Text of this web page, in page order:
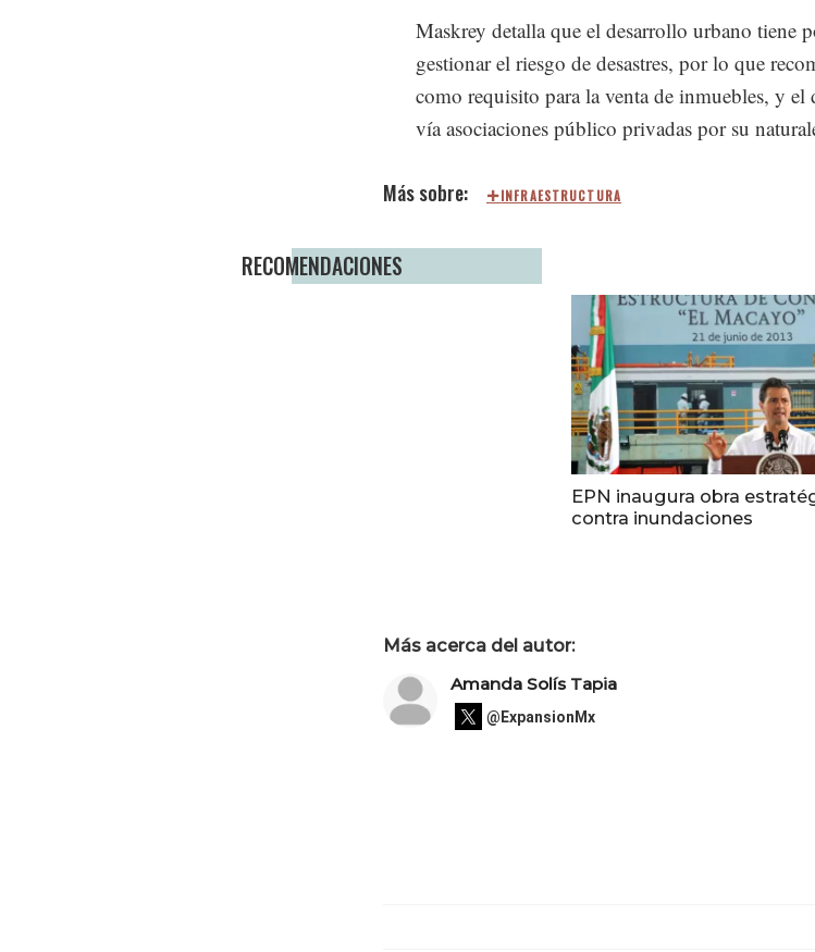
Maskrey detalla que el desarrollo urbano tiene
gestionar el riesgo de desastres, por lo que
como requisito para la venta de inmuebles, y el
vía asociaciones público privadas por su
INFRAESTRUCTURA
RECOMENDACIONES
EPN inaugura obra
contra inundaciones
Más acerca del autor:
Amanda Solís Tapia
@ExpansionMx